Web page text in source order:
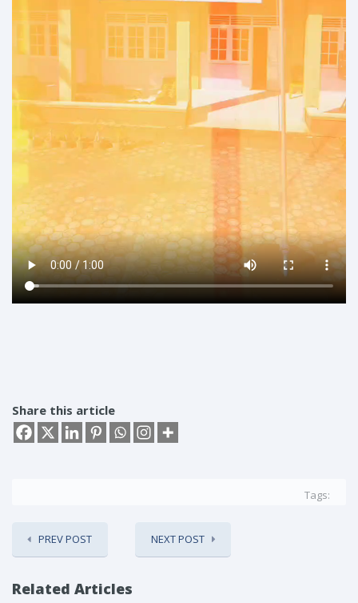
Share this article
Tags:
PREV POST NEXT POST
Related Articles